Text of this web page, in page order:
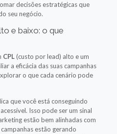
decisões estratégicas que
seu negócio.
e baixo: o que
CPL(custo por lead) alto e um
a eficácia das suas campanhas
o que cada cenário pode
que você está conseguindo
Isso pode ser um sinal
estão bem alinhadas com
estão gerando